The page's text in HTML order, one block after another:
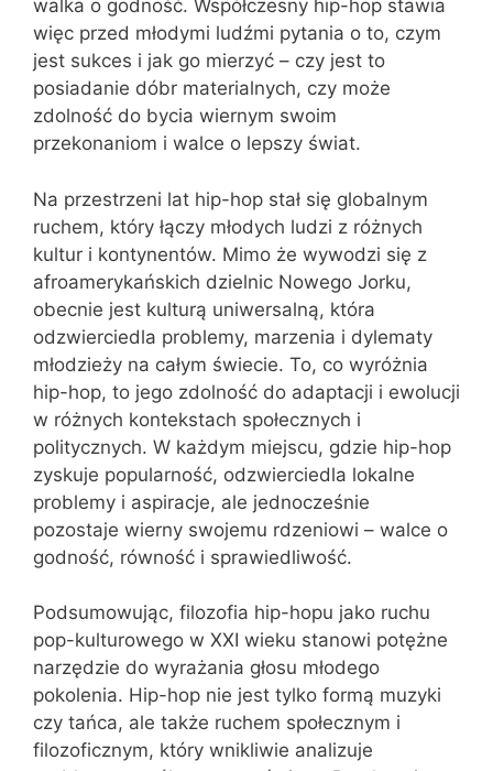
walka o godność. Współczesny hip-hop stawia
więc przed młodymi ludźmi pytania o to, czym
jest sukces i jak go mierzyć – czy jest to
posiadanie dóbr materialnych, czy może
zdolność do bycia wiernym swoim
przekonaniom i walce o lepszy świat.
Na przestrzeni lat hip-hop stał się globalnym
ruchem, który łączy młodych ludzi z różnych
kultur i kontynentów. Mimo że wywodzi się z
afroamerykańskich dzielnic Nowego Jorku,
obecnie jest kulturą uniwersalną, która
odzwierciedla problemy, marzenia i dylematy
młodzieży na całym świecie. To, co wyróżnia
hip-hop, to jego zdolność do adaptacji i ewolucji
w różnych kontekstach społecznych i
politycznych. W każdym miejscu, gdzie hip-hop
zyskuje popularność, odzwierciedla lokalne
problemy i aspiracje, ale jednocześnie
pozostaje wierny swojemu rdzeniowi – walce o
godność, równość i sprawiedliwość.
Podsumowując, filozofia hip-hopu jako ruchu
pop-kulturowego w XXI wieku stanowi potężne
narzędzie do wyrażania głosu młodego
pokolenia. Hip-hop nie jest tylko formą muzyki
czy tańca, ale także ruchem społecznym i
filozoficznym, który wnikliwie analizuje